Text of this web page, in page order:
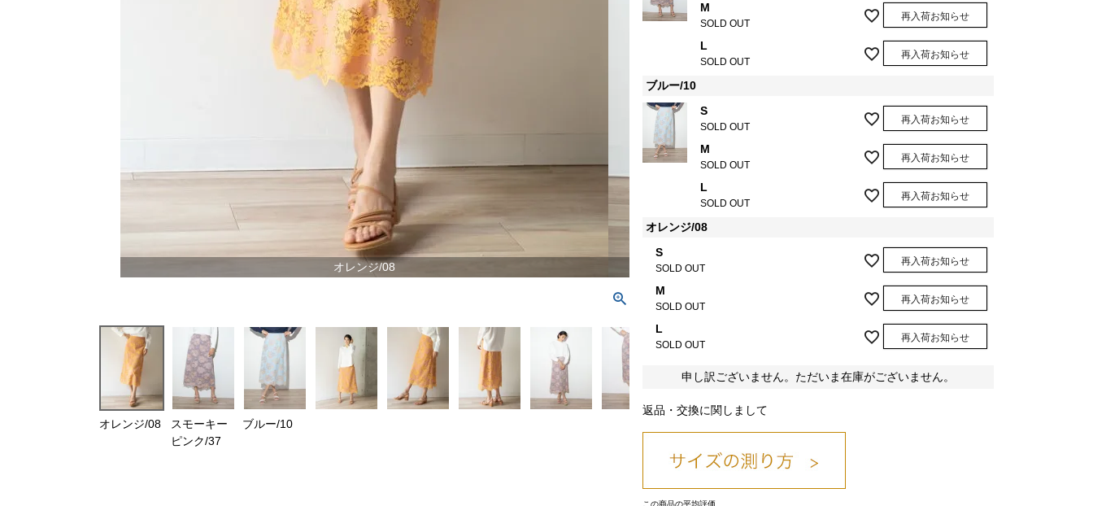
オレンジ/08 スモーキーピンク/37
オレンジ/08
スモーキー
ピンク/37
ブルー/10
M
SOLD OUT
再入荷お知らせ
L
SOLD OUT
再入荷お知らせ
ブルー/10
S
SOLD OUT
再入荷お知らせ
M
SOLD OUT
再入荷お知らせ
L
SOLD OUT
再入荷お知らせ
オレンジ/08
S
SOLD OUT
再入荷お知らせ
M
SOLD OUT
再入荷お知らせ
L
SOLD OUT
再入荷お知らせ
申し訳ございません。ただいま在庫がございません。
返品・交換に関しまして